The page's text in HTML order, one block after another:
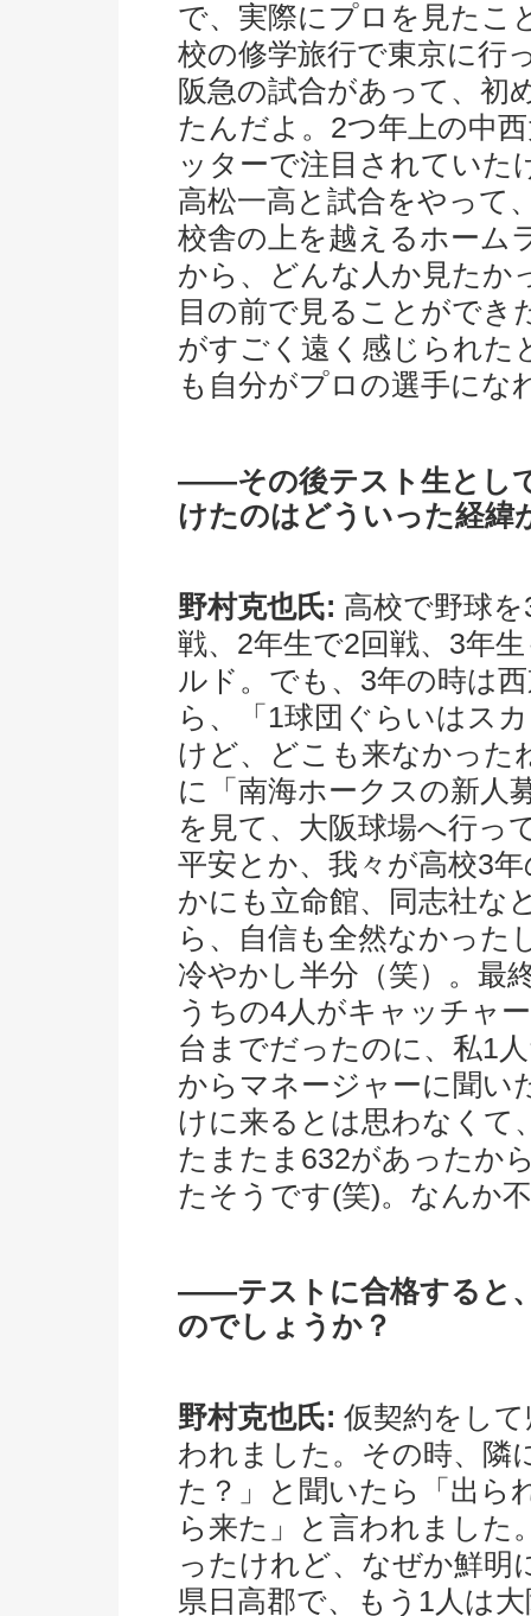
で、実際にプロを見たこ
校の修学旅行で東京に行
阪急の試合があって、初
たんだよ。2つ年上の中
ッターで注目されていた
高松一高と試合をやって
校舎の上を越えるホーム
から、どんな人か見たか
目の前で見ることができ
がすごく遠く感じられた
も自分がプロの選手にな
――その後テスト生とし
けたのはどういった経緯
野村克也氏: 高校で野球
戦、2年生で2回戦、3年
ルド。でも、3年の時は
ら、「1球団ぐらいはス
けど、どこも来なかった
に「南海ホークスの新人
を見て、大阪球場へ行っ
平安とか、我々が高校3
かにも立命館、同志社な
ら、自信も全然なかった
冷やかし半分（笑）。最
うちの4人がキャッチャ
台までだったのに、私1
からマネージャーに聞い
けに来るとは思わなくて
たまたま632があったか
たそうです(笑)。なんか
――テストに合格すると
のでしょうか？
野村克也氏: 仮契約をし
われました。その時、隣
た？」と聞いたら「出ら
ら来た」と言われました
ったけれど、なぜか鮮明
県日高郡で、もう1人は